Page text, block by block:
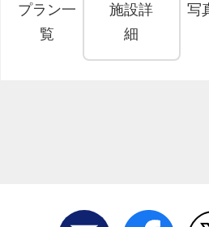
プラン一
覧
施設詳
細
写